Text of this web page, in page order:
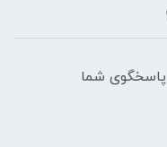
پاسخگوی شما